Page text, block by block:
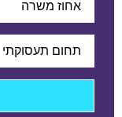
אחוז משרה
תחום תעסוקתי